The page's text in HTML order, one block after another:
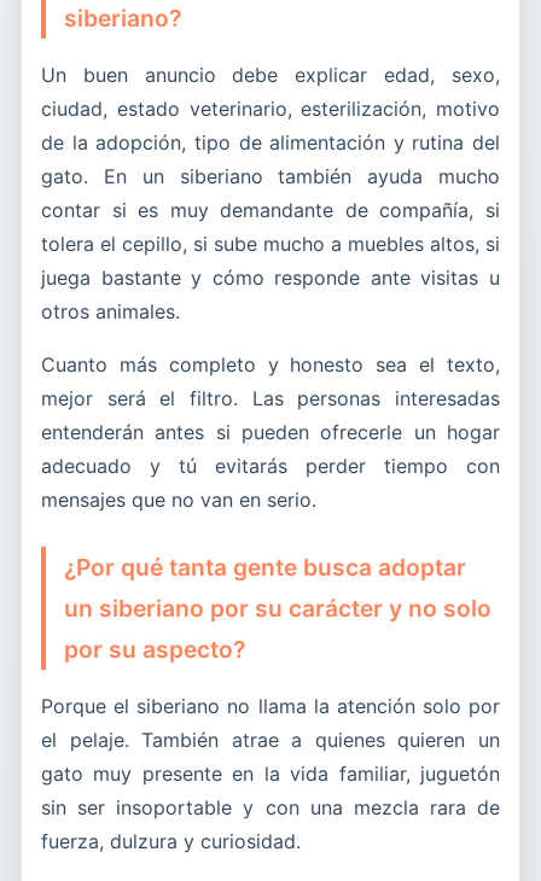
siberiano?
Un buen anuncio debe explicar edad, sexo,
ciudad, estado veterinario, esterilización, motivo
de la adopción, tipo de alimentación y rutina del
gato. En un siberiano también ayuda mucho
contar si es muy demandante de compañía, si
tolera el cepillo, si sube mucho a muebles altos, si
juega bastante y cómo responde ante visitas u
otros animales.
Cuanto más completo y honesto sea el texto,
mejor será el filtro. Las personas interesadas
entenderán antes si pueden ofrecerle un hogar
adecuado y tú evitarás perder tiempo con
mensajes que no van en serio.
¿Por qué tanta gente busca adoptar
un siberiano por su carácter y no solo
por su aspecto?
Porque el siberiano no llama la atención solo por
el pelaje. También atrae a quienes quieren un
gato muy presente en la vida familiar, juguetón
sin ser insoportable y con una mezcla rara de
fuerza, dulzura y curiosidad.